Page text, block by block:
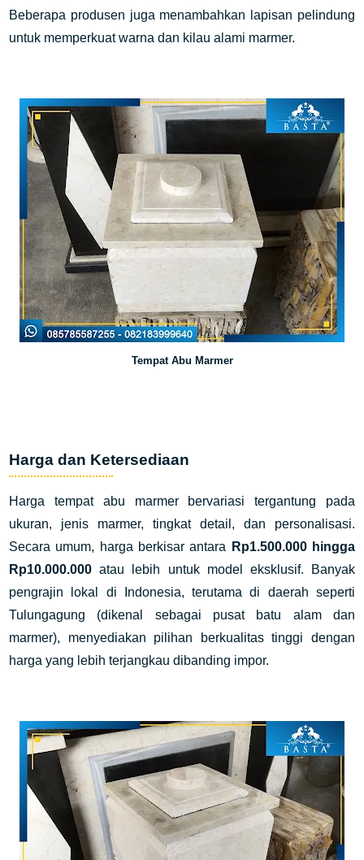
Beberapa produsen juga menambahkan lapisan pelindung
untuk memperkuat warna dan kilau alami marmer.
Tempat Abu Marmer
Harga dan Ketersediaan
Harga tempat abu marmer bervariasi tergantung pada
ukuran, jenis marmer, tingkat detail, dan personalisasi.
Secara umum, harga berkisar antara
Rp1.500.000 hingga
Rp10.000.000 atau lebih untuk model eksklusif. Banyak
pengrajin lokal di Indonesia, terutama di daerah seperti
Tulungagung (dikenal sebagai pusat batu alam dan
marmer), menyediakan pilihan berkualitas tinggi dengan
harga yang lebih terjangkau dibanding impor.